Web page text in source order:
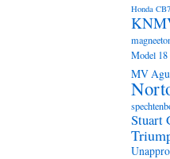
Honda
Model 18
MV
Stuart